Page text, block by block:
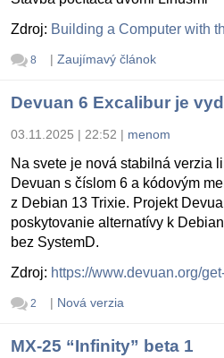
Zdroj: Building a Computer with
8 | Zaujímavý článok
Devuan 6 Excalibur je
03.11.2025 | 22:52 | menom
Na svete je nová stabilná verzia
Devuan s číslom 6 a kódovým
z Debian 13 Trixie. Projekt
poskytovanie alternatívy k
bez SystemD.
Zdroj: https://www.devuan.org/
2 | Nová verzia
MX-25 “Infinity” beta 1